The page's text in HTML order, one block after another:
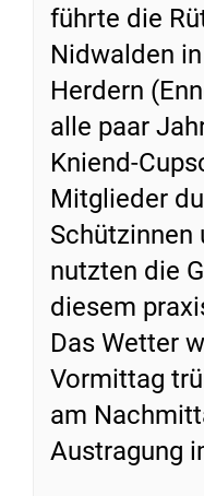
führte die
Nidwalden
Herdern
alle paar
Kniend-
Mitglieder
Schützinnen
nutzten die
diesem
Das Wetter
Vormittag
am
Austragung